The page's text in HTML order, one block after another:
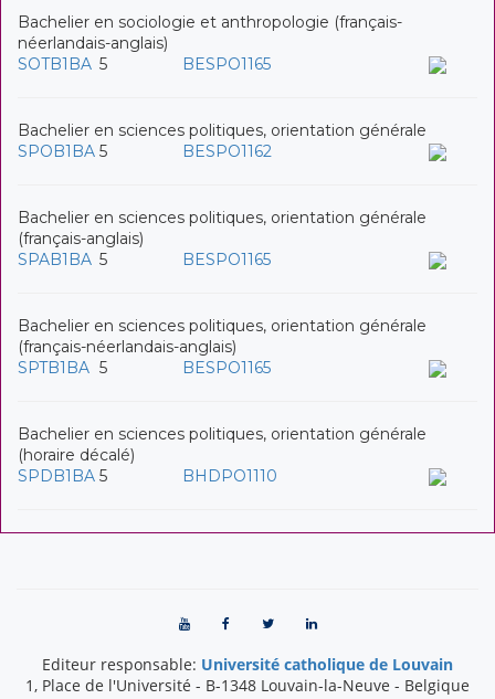
Bachelier en sociologie et anthropologie (français-
néerlandais-anglais)
SOTB1BA 5 BESPO1165
Bachelier en sciences politiques, orientation générale
SPOB1BA 5 BESPO1162
Bachelier en sciences politiques, orientation générale
(français-anglais)
SPAB1BA 5 BESPO1165
Bachelier en sciences politiques, orientation générale
(français-néerlandais-anglais)
SPTB1BA 5 BESPO1165
Bachelier en sciences politiques, orientation générale
(horaire décalé)
SPDB1BA 5 BHDPO1110
Editeur responsable: Université catholique de Louvain
1, Place de l'Université - B-1348 Louvain-la-Neuve - Belgique